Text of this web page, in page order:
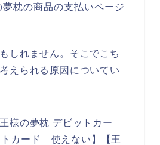
枕の商品の支払いページ
しれません。そこでこち
えられる原因についてい
様の夢枕 デビットカー
カード 使えない】【王